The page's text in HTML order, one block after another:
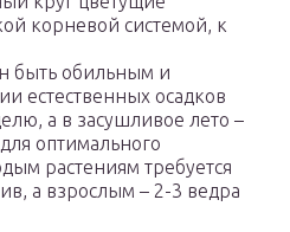
корневой системой, к
быть обильным и
естественных осадков
а в засушливое лето –
оптимального
растениям требуется
а взрослым – 2-3 ведра